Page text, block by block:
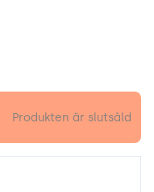
Produkten är slutsåld